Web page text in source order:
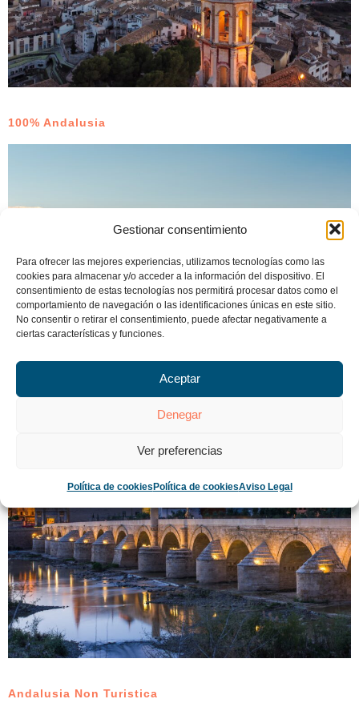
Gestionar consentimiento
Para ofrecer las mejores experiencias, utilizamos tecnologías como las
cookies para almacenar y/o acceder a la información del dispositivo. El
consentimiento de estas tecnologías nos permitirá procesar datos como el
comportamiento de navegación o las identificaciones únicas en este sitio.
No consentir o retirar el consentimiento, puede afectar negativamente a
ciertas características y funciones.
Aceptar
Denegar
Ver preferencias
Política de cookiesPolítica de cookiesAviso Legal
100% Andalusia
Andalusia Non Turistica